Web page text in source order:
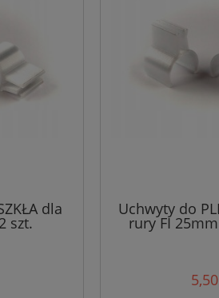
dla
szt.
Uchwyty do
rury FI